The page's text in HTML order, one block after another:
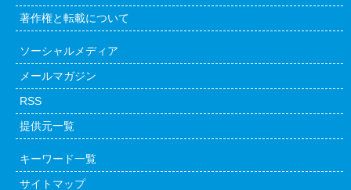
著作権と転載について
ソーシャルメディア
メールマガジン
RSS
提供元一覧
キーワード一覧
サイトマップ